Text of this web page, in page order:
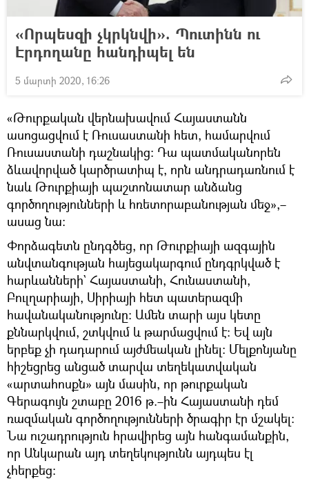
«Որպեսզի չկրկնվի». Պուտինն ու
Էրդողանը հանդիպել են
5 մարտի 2020, 16:26
«Թուրքական վերնախավում Հայաստանն
ասոցացվում է Ռուսաստանի հետ, համարվում
Ռուսաստանի դաշնակից։ Դա պատմականորեն
ձևավորված կարծրատիպ է, որն անդրադառնում է
նաև Թուրքիայի պաշտոնատար անձանց
գործողությունների և հռետորաբանության մեջ»,–
ասաց նա։
Փորձագետն ընդգծեց, որ Թուրքիայի ազգային
անվտանգության հայեցակարգում ընդգրկված է
հարևանների` Հայաստանի, Հունաստանի,
Բուլղարիայի, Սիրիայի հետ պատերազմի
հավանականությունը։ Ամեն տարի այս կետը
քննարկվում, շտկվում և թարմացվում է։ Եվ այն
երբեք չի դադարում այժմեական լինել։ Մելքոնյանը
հիշեցրեց անցած տարվա տեղեկատվական
«արտահոսքն» այն մասին, որ թուրքական
Գերագույն շտաբը 2016 թ.–ին Հայաստանի դեմ
ռազմական գործողությունների ծրագիր էր մշակել։
Նա ուշադրություն հրավիրեց այն հանգամանքին,
որ Անկարան այդ տեղեկությունն այդպես էլ
չհերքեց։